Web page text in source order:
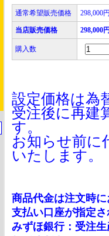
通常希望販売価格 298,000
当店販売価格 298,000
購入数
設定価格は為
受注後に再建
す。
お知らせ前に
いたします。
商品代金は注文時
支払い口座が指定
みずほ銀行：受注